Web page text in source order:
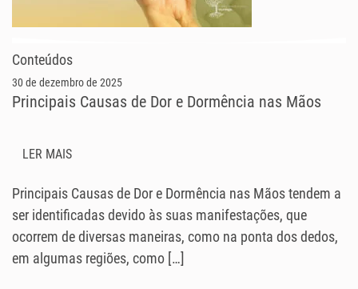
Conteúdos
30 de dezembro de 2025
Principais Causas de Dor e Dormência nas Mãos
LER MAIS
Principais Causas de Dor e Dormência nas Mãos tendem a
ser identificadas devido às suas manifestações, que
ocorrem de diversas maneiras, como na ponta dos dedos,
em algumas regiões, como […]